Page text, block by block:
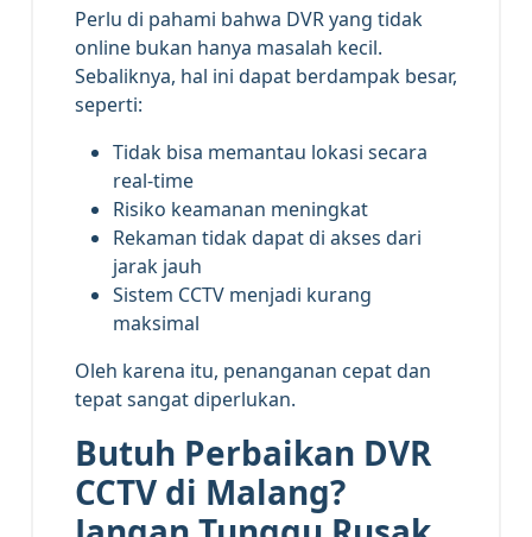
Perlu di pahami bahwa DVR yang tidak
online bukan hanya masalah kecil.
Sebaliknya, hal ini dapat berdampak besar,
seperti:
Tidak bisa memantau lokasi secara
real-time
Risiko keamanan meningkat
Rekaman tidak dapat di akses dari
jarak jauh
Sistem CCTV menjadi kurang
maksimal
Oleh karena itu, penanganan cepat dan
tepat sangat diperlukan.
Butuh Perbaikan DVR
CCTV di Malang?